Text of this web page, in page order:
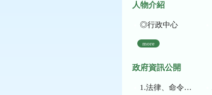
人物介紹
◎行政中心
more
政府資訊公開
1.法律、命令、法規命令